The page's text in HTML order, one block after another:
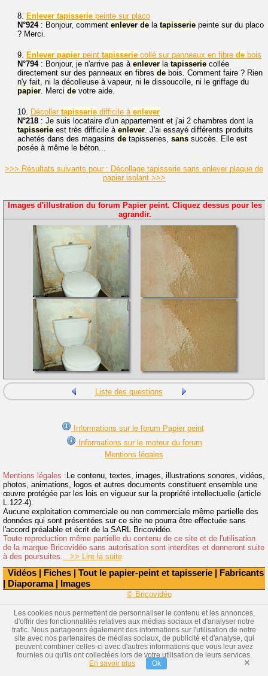
Vidéos | Fiches | Tout le papier-peint et tapisserie | Fabricants
| Diaporama| Images
8. Enlever tapisserie peinte sur placo
N°924: Bonjour, comment enlever de la tapisserie peinte sur du placo
? Merci.
9. Enlever papier peint tapisserie collé sur panneaux en fibre de bois
N°794: Bonjour, je n'arrive pas à enlever la tapisserie collée
directement sur des panneaux en fibres de bois. Comment faire ? Rien
n'y fait, ni la décolleuse à vapeur, ni le dissoucolle, ni le griffage du
papier. Merci de votre aide.
10. Décoller tapisserie difficile à enlever
N°218 : Je suis locataire d'un appartement et j'ai 2 chambres dont la
tapisserie est très difficile à enlever. J'ai essayé différents produits
achetés dans des magasins de tapisseries, sans succès. Elle est
posée à même le béton...
>>> Résultats suivants pour : Décollage tapisserie sans enlever plaque de
papier isolant >>>
Images d'illustration du forum Papier peint. Cliquez dessus pour les
agrandir.
Liste des questions
Informations sur le forum Papier peint
Informations sur le moteur du forum
Mentions légales
Mentions légales : Le contenu, textes, images, illustrations sonores, vidéos,
photos, animations, logos et autres documents constituent ensemble une
œuvre protégée par les lois en vigueur sur la propriété intellectuelle (article
L.122-4).
Aucune exploitation commerciale ou non commerciale même partielle des
données qui sont présentées sur ce site ne pourra être effectuée sans
l'accord préalable et écrit de la SARL Bricovidéo.
Toute reproduction même partielle du contenu de ce site et de l'utilisation
de la marque Bricovidéo sans autorisation sont interdites et donneront suite
à des poursuites. >> Lire la suite
© Bricovidéo
Les cookies nous permettent de personnaliser le contenu et les annonces,
d'offrir des fonctionnalités relatives aux médias sociaux et d'analyser notre
trafic. Nous partageons également des informations sur l'utilisation de notre
site avec nos partenaires de médias sociaux, de publicité et d'analyse, qui
peuvent combiner celles-ci avec d'autres informations que vous leur avez
fournies ou qu'ils ont collectées lors de votre utilisation de leurs services.
En savoir plus
Ok ×